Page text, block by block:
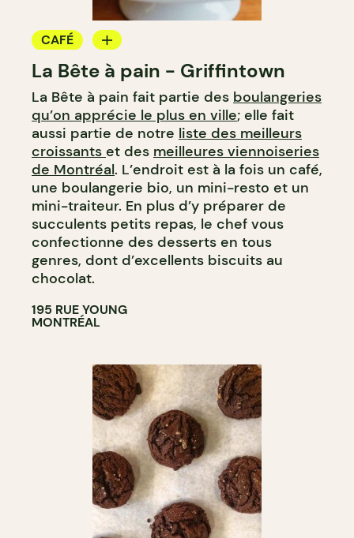
CAFÉ
BOULANGERIE
COMPTOIR
CAVISTE
La Bête à pain - Griffintown
La Bête à pain fait partie des boulangeries
qu’on apprécie le plus en ville; elle fait
aussi partie de notre liste des meilleurs
croissants et des meilleures viennoiseries
de Montréal. L’endroit est à la fois un café,
une boulangerie bio, un mini-resto et un
mini-traiteur. En plus d’y préparer de
succulents petits repas, le chef vous
confectionne des desserts en tous
genres, dont d’excellents biscuits au
chocolat.
195 RUE YOUNG
MONTRÉAL